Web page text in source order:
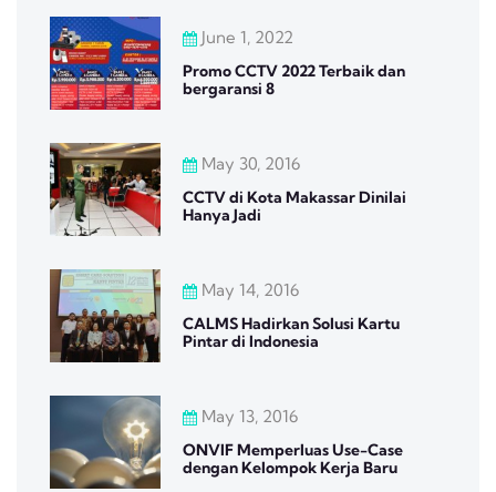
June 1, 2022
Promo CCTV 2022 Terbaik dan
bergaransi 8
May 30, 2016
CCTV di Kota Makassar Dinilai
Hanya Jadi
May 14, 2016
CALMS Hadirkan Solusi Kartu
Pintar di Indonesia
May 13, 2016
ONVIF Memperluas Use-Case
dengan Kelompok Kerja Baru